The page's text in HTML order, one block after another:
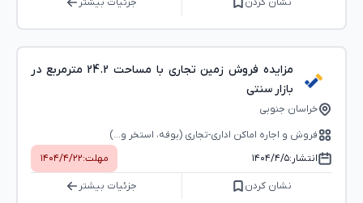
مزایده فروش زمین تجاری با مساحت 24.2 مترمربع در
بازار سنتی
خراسان جنوبی
فروش و اجاره اماکن اداری-تجاری (بوفه، استخر و...)
انتشار:۱۴۰۴/۴/۵ مهلت:۱۴۰۴/۴/۲۲
نشان کردن جزئیات بیشتر